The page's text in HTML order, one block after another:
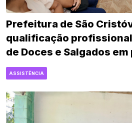
Prefeitura de São
qualificação
de Doces e Salgados
Senac
ASSISTÊNCIA